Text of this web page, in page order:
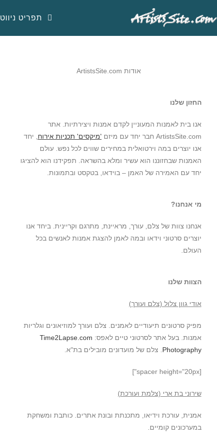
תפריט ניווט
אודות ArtistsSite.com
החזון שלנו
אנו בית לאמנות המעוניין לקדם אמנות ויצירתיות. אתר
ArtistsSite.com חבר יחד עם מיזם
'מיקסים' תכניות אירוח , יחד
אנו יוצרים במה וירטואלית במחירים שווים לכל נפש. עולם
האמנות שבחזוננו הוא עשיר ומלא בהשראה. תפקידנו הוא להציגו
יחד עם האמירה של האמן – בוידאו, בטקסט ובתמונות.
מי אנחנו?
אנחנו צוות של צלם, עורך, מראיינת, מתרגם וקריינית. ביחד אנו
יוצרים סרטוני וידאו ובמה לאמן להצגת אמנות לאנשים בכל
העולם.
הצוות שלנו
אודי גוון צלול (צלם ועורך)
מפיק סרטונים תיעודיים לאמנים. צלם ועורך למוזיאונים וגלריות
אמנות. בעל אתר לסרטוני טיים לאפס: Time2Lapse.com
Photography . צלם של מועדונים מובילים בת"א.
[spacer height="20px"]
שירוני בת ארי (צלמת ועורכת)
אמנית, עורכת וידיאו, מתכנתת ובונת אתרים. כותבת ומשחקת
במערכונים קומיים.